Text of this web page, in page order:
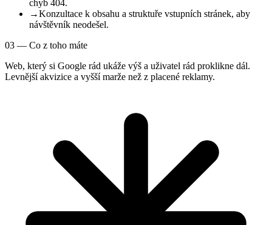
chyb 404.
→Konzultace k obsahu a struktuře vstupních stránek, aby
návštěvník neodešel.
03 — Co z toho máte
Web, který si Google rád ukáže výš a uživatel rád proklikne dál.
Levnější akvizice a vyšší marže než z placené reklamy.